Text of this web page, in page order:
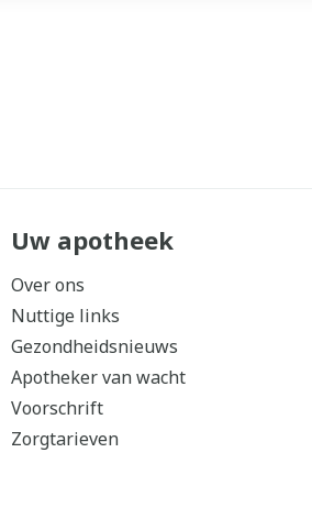
Uw apotheek
Over ons
Nuttige links
Gezondheidsnieuws
Apotheker van wacht
Voorschrift
Zorgtarieven